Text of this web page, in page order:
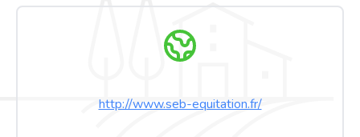
http://www.seb-equitation.fr/